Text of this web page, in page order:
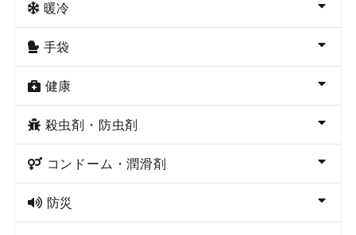
暖冷
手袋
健康
殺虫剤・防虫剤
コンドーム・潤滑剤
防災